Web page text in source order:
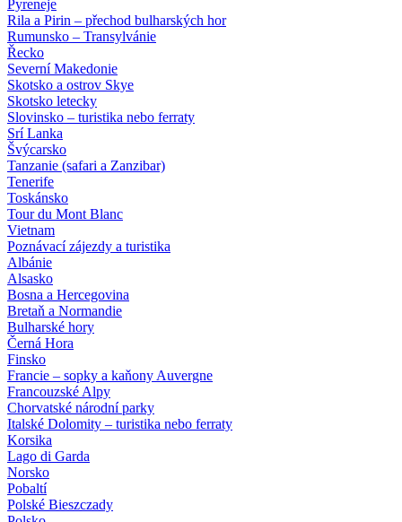
Pyreneje
Rila a Pirin – přechod bulharských hor
Rumunsko – Transylvánie
Řecko
Severní Makedonie
Skotsko a ostrov Skye
Skotsko letecky
Slovinsko – turistika nebo ferraty
Srí Lanka
Švýcarsko
Tanzanie (safari a Zanzibar)
Tenerife
Toskánsko
Tour du Mont Blanc
Vietnam
Poznávací zájezdy a turistika
Albánie
Alsasko
Bosna a Hercegovina
Bretaň a Normandie
Bulharské hory
Černá Hora
Finsko
Francie – sopky a kaňony Auvergne
Francouzské Alpy
Chorvatské národní parky
Italské Dolomity – turistika nebo ferraty
Korsika
Lago di Garda
Norsko
Pobaltí
Polské Bieszczady